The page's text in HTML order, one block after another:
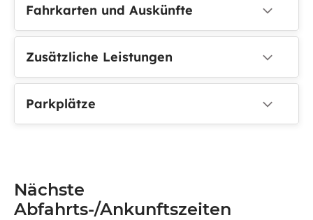
Fahrkarten und Auskünfte
Zusätzliche Leistungen
Parkplätze
Nächste
Abfahrts-/Ankunftszeiten